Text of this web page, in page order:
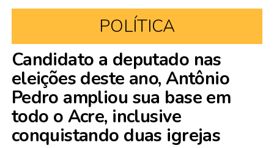
POLÍTICA
Candidato a deputado nas
eleições deste ano, Antônio
Pedro ampliou sua base em
todo o Acre, inclusive
conquistando duas igrejas